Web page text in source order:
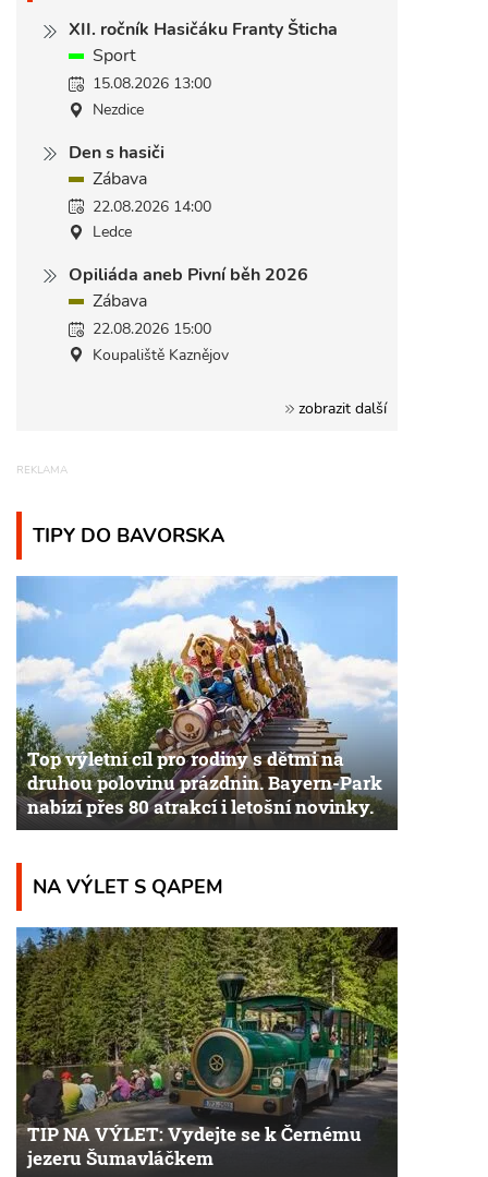
XII. ročník Hasičáku Franty Šticha
Sport
15.08.2026 13:00
Nezdice
Den s hasiči
Zábava
22.08.2026 14:00
Ledce
Opiliáda aneb Pivní běh 2026
Zábava
22.08.2026 15:00
Koupaliště Kaznějov
zobrazit další
TIPY DO BAVORSKA
Top výletní cíl pro rodiny s dětmi na
druhou polovinu prázdnin. Bayern-Park
nabízí přes 80 atrakcí i letošní novinky.
NA VÝLET S QAPEM
TIP NA VÝLET: Vydejte se k Černému
jezeru Šumavláčkem